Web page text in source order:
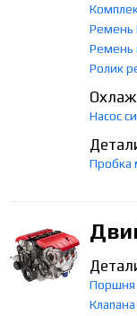
Ремень
Ремень
Ролик
Насос
Пробка
Поршня